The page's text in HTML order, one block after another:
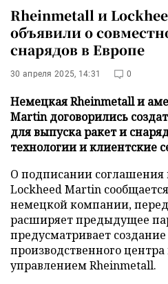
Rheinmetall и
объявили о
снарядов в Европе
30 апреля 2025, 14:31 0
Немецкая Rheinmetall и
Martin договорились
для выпуска ракет и
технологии и клиентские
О подписании
Lockheed Martin
немецкой компании,
расширяет предыдущее
предусматривает
производственного
управлением Rheinmetall.